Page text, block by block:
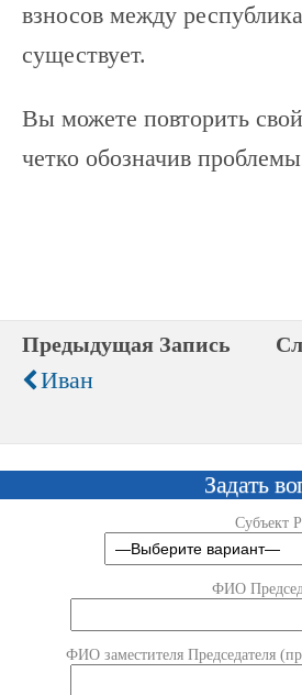
взносов между
существует.
Вы можете повторить
четко обозначив
Предыдущая Запись
Иван
Задать
Субъект
ФИО
ФИО заместителя Председателя